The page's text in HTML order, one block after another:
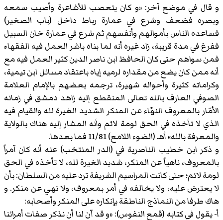
و قال في موضع آخر: «و كان يتعصب للأشاعرة وأصيب سمعه
وبصره فضعف وشرع في عمارة رباط داخل (باب الصغير)
فساعده الناس بأموالهم وأنفسهم ثم شرع في عمارة خان السبيل
ففرغ في مدة قريبة، زاد غيره أنه لما بناه باشر العمل فيه الفقهاء
فمن سواهم حتى كان الحافظ ابن ناصر الدين كثير العمل فيه مع
أنه ممن كان يضع من مقداره لرميه إياه باعتقاد مسائل ابن تيمية،
وكراماته كثيرة وأحواله شهيرة، ترجمه بعضهم بالإمام العلامة
الصوفي العارف بالله تعالى المنقطع إليه زاهد دمشق في زمانه
الأمّار بالمعروف النهّاء عن المنكر الشديد الغيرة لله والقيام فيه
الذي لا تأخذه في الحق لومة لائم وأنه المشار إليه هناك بالولاية
والمعرفة بالله» أهـ (الضوء اللامع) 11/81 فما بعدها.
و ذكر ابن خطيب الناصرية في (الدر المنتخب) عنه أنه كان آمراً
بالمعروف، ناهياً عن المنكر، شديد الغيرة لله، لا تأخذه في الحق
لومة لائم؛ حتى كانت المراسيم الشريفة ترد عليه من السلطان: بأن
لا يعترض عليه، ولا يخالفه في أمر بمعروف، ولا نهي عن منكر. و
هاك طرفا من النماذج الناطقة بإنكاره على المنكر وأصحابه:
أ- يقول في كتابه (قمع النفوس): «و قد آن لنا أن نذكر صفات أمرائنا